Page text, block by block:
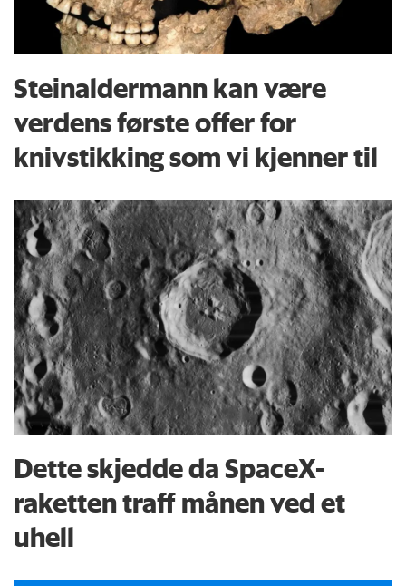
Steinaldermann kan være
verdens første offer for
knivstikking som vi kjenner til
Dette skjedde da SpaceX-
raketten traff månen ved et
uhell